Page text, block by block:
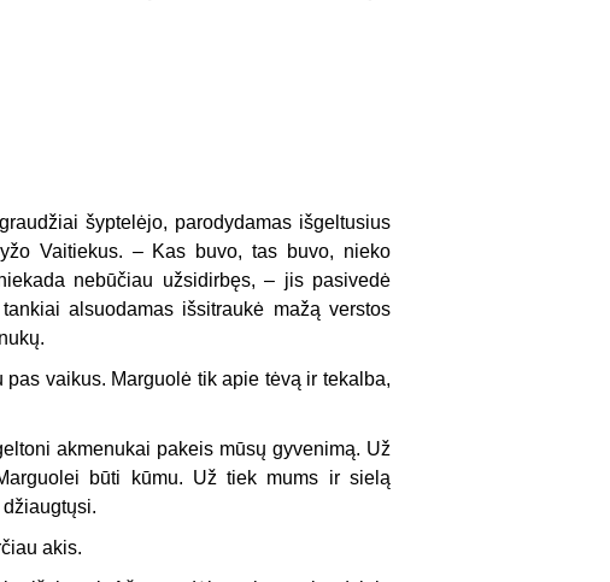
šyptelėjo, parodydamas išgeltusius
Vaitiekus. – Kas buvo, tas buvo, nieko
nebūčiau užsidirbęs, – jis pasivedė
alsuodamas išsitraukė mažą verstos
vaikus. Marguolė tik apie tėvą ir tekalba,
akmenukai pakeis mūsų gyvenimą. Už
būti kūmu. Už tiek mums ir sielą
akis.